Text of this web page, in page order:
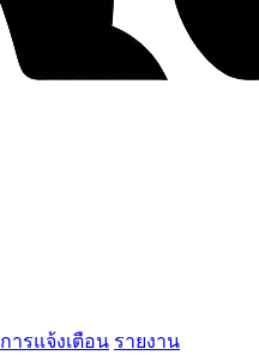
การแจ้งเตือน รายงาน